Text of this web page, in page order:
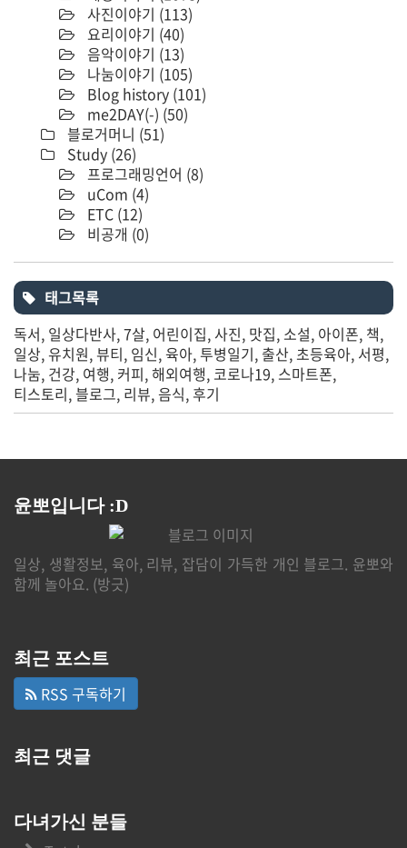
사진이야기 (113)
요리이야기 (40)
음악이야기 (13)
나눔이야기 (105)
Blog history (101)
me2DAY(-) (50)
블로거머니 (51)
Study (26)
프로그래밍언어 (8)
uCom (4)
ETC (12)
비공개 (0)
태그목록
독서 일상다반사 7살 어린이집 사진 맛집 소설 아이폰 책
일상 유치원 뷰티 임신 육아 투병일기 출산 초등육아 서평
나눔 건강 여행 커피 해외여행 코로나19 스마트폰
티스토리 블로그 리뷰 음식 후기
윤뽀입니다 :D
일상, 생활정보, 육아, 리뷰, 잡담이 가득한 개인 블로그. 윤뽀와
함께 놀아요. (방긋)
최근 포스트
RSS 구독하기
최근 댓글
다녀가신 분들